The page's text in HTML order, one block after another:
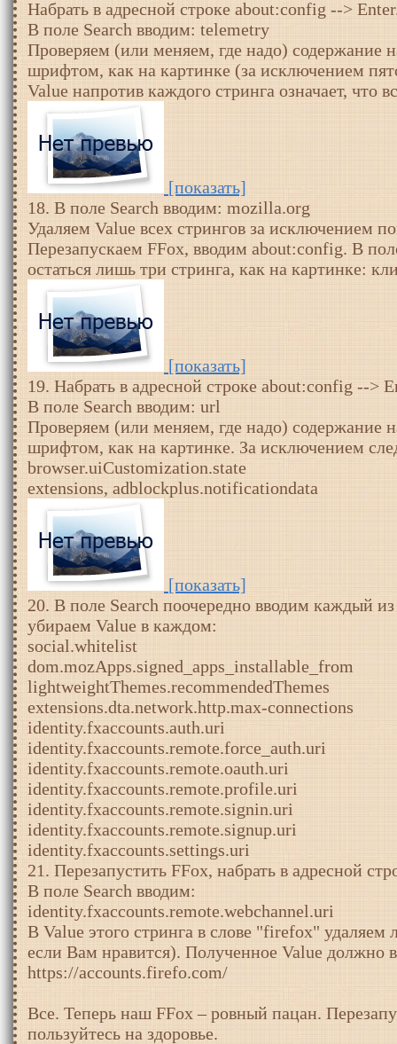
Набрать в адресной строке about:config -->
В поле Search вводим: telemetry
Проверяем (или меняем, где надо) содержание
шрифтом, как на картинке (за исключением
Value напротив каждого стринга означает, что
[показать]
18. В поле Search вводим: mozilla.org
Удаляем Value всех стрингов за исключением
Перезапускаем FFox, вводим about:config. В
остаться лишь три стринга, как на картинке:
[показать]
19. Набрать в адресной строке about:config -->
В поле Search вводим: url
Проверяем (или меняем, где надо) содержание
шрифтом, как на картинке. За исключением
browser.uiCustomization.state
extensions, adblockplus.notificationdata
[показать]
20. В поле Search поочередно вводим каждый
убираем Value в каждом:
social.whitelist
dom.mozApps.signed_apps_installable_from
lightweightThemes.recommendedThemes
extensions.dta.network.http.max-connections
identity.fxaccounts.auth.uri
identity.fxaccounts.remote.force_auth.uri
identity.fxaccounts.remote.oauth.uri
identity.fxaccounts.remote.profile.uri
identity.fxaccounts.remote.signin.uri
identity.fxaccounts.remote.signup.uri
identity.fxaccounts.settings.uri
21. Перезапустить FFox, набрать в адресной
В поле Search вводим:
identity.fxaccounts.remote.webchannel.uri
В Value этого стринга в слове "firefox"
если Вам нравится). Полученное Value должно
https://accounts.firefo.com/
Все. Теперь наш FFox – ровный пацан.
пользуйтесь на здоровье.